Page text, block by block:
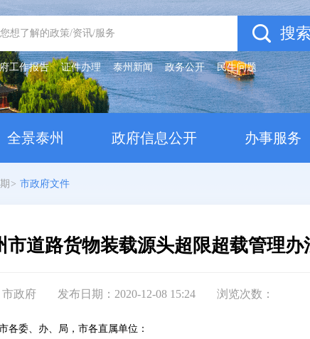
工作报告 证件办理 泰州新闻 政务公开 民生问题
全景泰州 政府信息公开 办事服务
> 市政府文件
市道路货物装载源头超限超载管理办
政府 发布日期：2020-12-08 15:24 浏览次数：
各委、办、局，市各直属单位：